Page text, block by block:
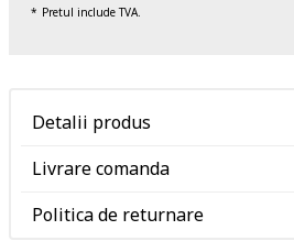
Pretul include TVA.
Detalii produs
Livrare comanda
Politica de returnare